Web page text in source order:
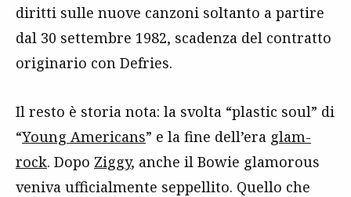
diritti sulle nuove canzoni soltanto a partire
dal 30 settembre 1982, scadenza del contratto
originario con Defries.
Il resto è storia nota: la svolta “plastic soul” di
“Young Americans” e la fine dell’era glam-
rock. Dopo Ziggy, anche il Bowie glamorous
veniva ufficialmente seppellito. Quello che